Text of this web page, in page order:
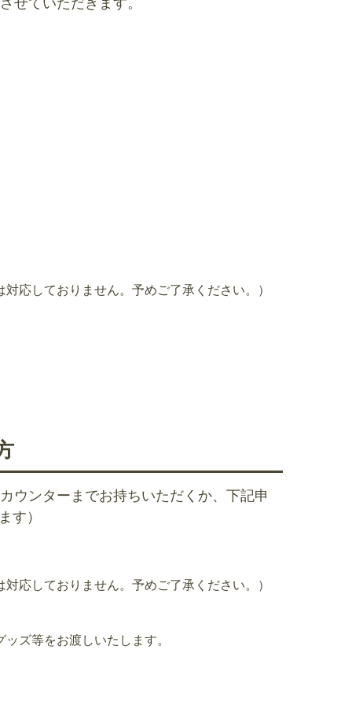
応しておりません。予めご了承ください。）
ウンターまでお持ちいただくか、下記申
す）
応しておりません。予めご了承ください。）
ズ等をお渡しいたします。